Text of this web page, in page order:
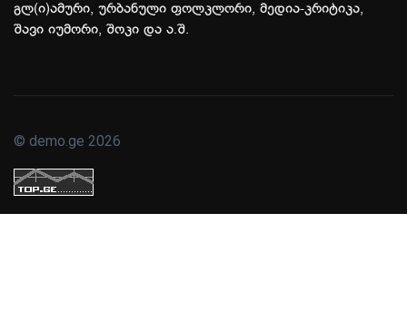
გლ(ი)ამური, ურბანული ფოლკლორი, მედია-კრიტიკა,
შავი იუმორი, შოკი და ა.შ.
© demo.ge 2026